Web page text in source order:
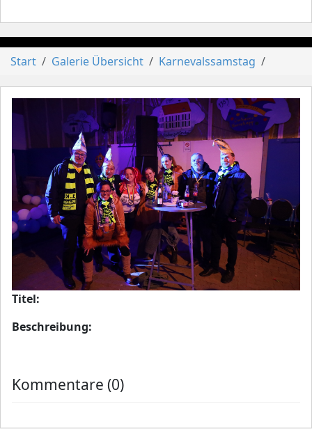
Start Galerie Übersicht Karnevalssamstag
Titel:
Beschreibung:
Kommentare (0)